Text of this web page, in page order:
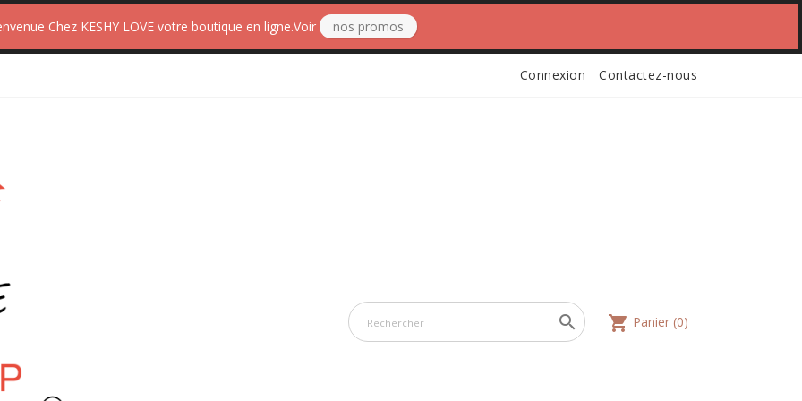
Chez KESHY LOVE votre boutique en ligne.Voir nos promos
Connexion Contactez-nous
shopping_cart Panier (0)
